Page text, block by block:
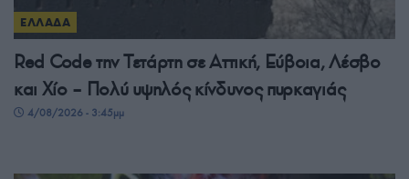
ΕΛΛΑΔΑ
Red Code την Τετάρτη σε Αττική, Εύβοια, Λέσβο
και Χίο – Πολύ υψηλός κίνδυνος πυρκαγιάς
4/08/2026 - 3:45μμ